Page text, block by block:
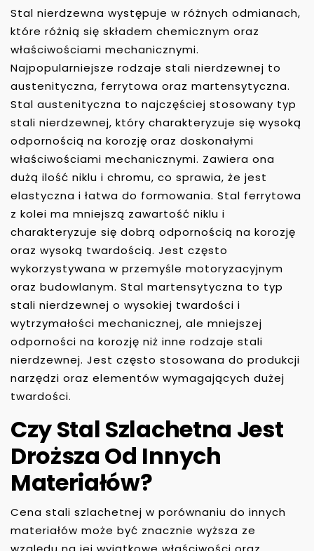
Stal nierdzewna występuje w różnych odmianach,
które różnią się składem chemicznym oraz
właściwościami mechanicznymi.
Najpopularniejsze rodzaje stali nierdzewnej to
austenityczna, ferrytowa oraz martensytyczna.
Stal austenityczna to najczęściej stosowany typ
stali nierdzewnej, który charakteryzuje się wysoką
odpornością na korozję oraz doskonałymi
właściwościami mechanicznymi. Zawiera ona
dużą ilość niklu i chromu, co sprawia, że jest
elastyczna i łatwa do formowania. Stal ferrytowa
z kolei ma mniejszą zawartość niklu i
charakteryzuje się dobrą odpornością na korozję
oraz wysoką twardością. Jest często
wykorzystywana w przemyśle motoryzacyjnym
oraz budowlanym. Stal martensytyczna to typ
stali nierdzewnej o wysokiej twardości i
wytrzymałości mechanicznej, ale mniejszej
odporności na korozję niż inne rodzaje stali
nierdzewnej. Jest często stosowana do produkcji
narzędzi oraz elementów wymagających dużej
twardości.
Czy Stal Szlachetna Jest
Droższa Od Innych
Materiałów?
Cena stali szlachetnej w porównaniu do innych
materiałów może być znacznie wyższa ze